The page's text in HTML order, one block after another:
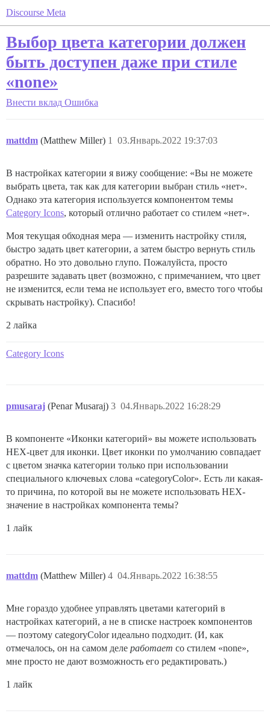
Discourse Meta
Выбор цвета категории должен
быть доступен даже при стиле
«none»
Внести вклад Ошибка
mattdm (Matthew Miller) 03.Январь.2022 19:37:03
1
В настройках категории я вижу сообщение: «Вы не можете
выбрать цвета, так как для категории выбран стиль «нет».
Однако эта категория используется компонентом темы
Category Icons, который отлично работает со стилем «нет».
Моя текущая обходная мера — изменить настройку стиля,
быстро задать цвет категории, а затем быстро вернуть стиль
обратно. Но это довольно глупо. Пожалуйста, просто
разрешите задавать цвет (возможно, с примечанием, что цвет
не изменится, если тема не использует его, вместо того чтобы
скрывать настройку). Спасибо!
2 лайка
Category Icons
pmusaraj (Penar Musaraj) 04.Январь.2022 16:28:29
3
В компоненте «Иконки категорий» вы можете использовать
HEX-цвет для иконки. Цвет иконки по умолчанию совпадает
с цветом значка категории только при использовании
специального ключевых слова «categoryColor». Есть ли какая-
то причина, по которой вы не можете использовать HEX-
значение в настройках компонента темы?
1 лайк
mattdm (Matthew Miller) 04.Январь.2022 16:38:55
4
Мне гораздо удобнее управлять цветами категорий в
настройках категорий, а не в списке настроек компонентов
— поэтому categoryColor идеально подходит. (И, как
отмечалось, он на самом деле работает со стилем «none»,
мне просто не дают возможность его редактировать.)
1 лайк